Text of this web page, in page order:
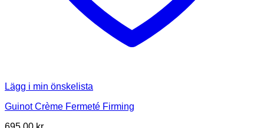
Lägg i min önskelista
Guinot Crème Fermeté Firming